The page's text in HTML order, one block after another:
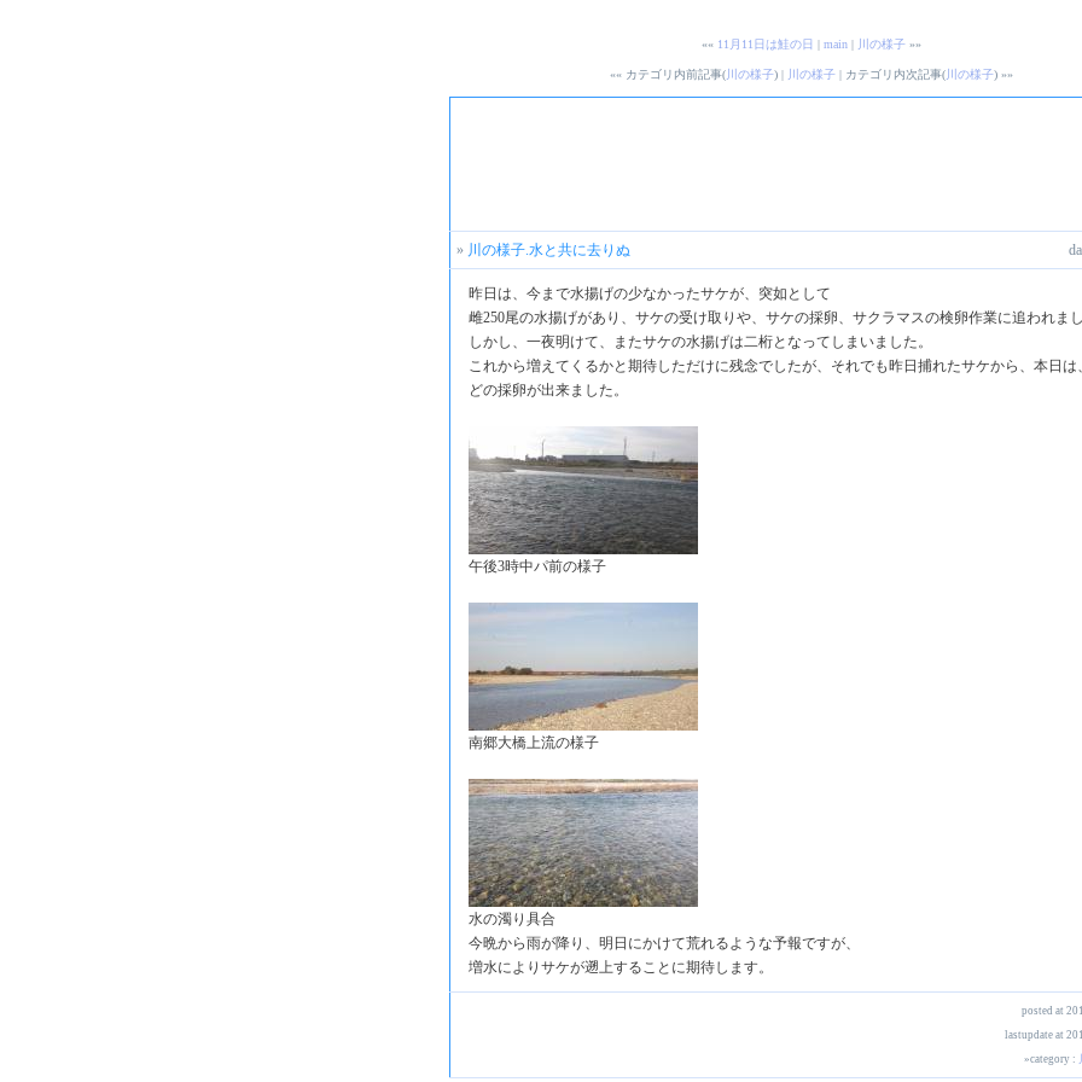
«« 11月11日は鮭の日 | main | 川の様子 »»
«« カテゴリ内前記事( 川の様子) | 川の様子 | カテゴリ内次記事( 川の様子) »»
» 川の様子.水と共に去りぬ
昨日は、今まで水揚げの少なかったサケが、突如として
雌250尾の水揚げがあり、サケの受け取りや、サケの採卵、サクラマスの検卵作業に追われまし
しかし、一夜明けて、またサケの水揚げは二桁となってしまいました。
これから増えてくるかと期待しただけに残念でしたが、それでも昨日捕れたサケから、本日は
どの採卵が出来ました。
午後3時中パ前の様子
南郷大橋上流の様子
水の濁り具合
今晩から雨が降り、明日にかけて荒れるような予報ですが、
増水によりサケが遡上することに期待します。
posted at
lastupdate at
»category :